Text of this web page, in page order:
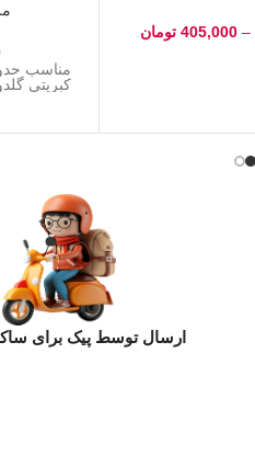
–
405,000 تومان
کبریتی
ارسال توسط پیک برای